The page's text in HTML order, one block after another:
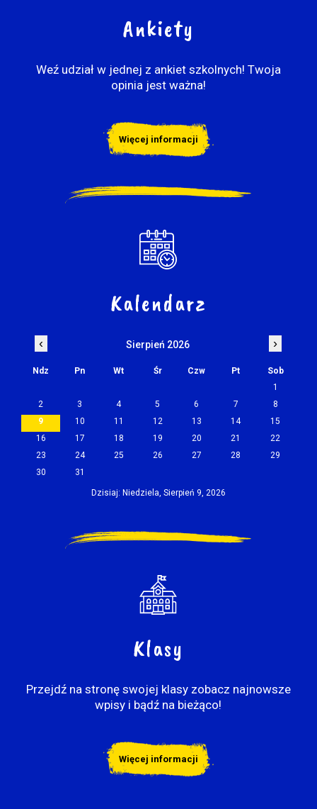
Ankiety
Weź udział w jednej z ankiet szkolnych! Twoja
opinia jest ważna!
Więcej informacji
Kalendarz
‹ Sierpień 2026 ›
Ndz Pn Wt Śr Czw Pt
Sob
1
2
3 4 5 6 7
8
9
10 11 12 13 14
15
16
17 18 19 20 21
22
23
24 25 26 27 28
29
30
31
Dzisiaj: Niedziela, Sierpień 9, 2026
Klasy
Przejdź na stronę swojej klasy zobacz najnowsze
wpisy i bądź na bieżąco!
Więcej informacji